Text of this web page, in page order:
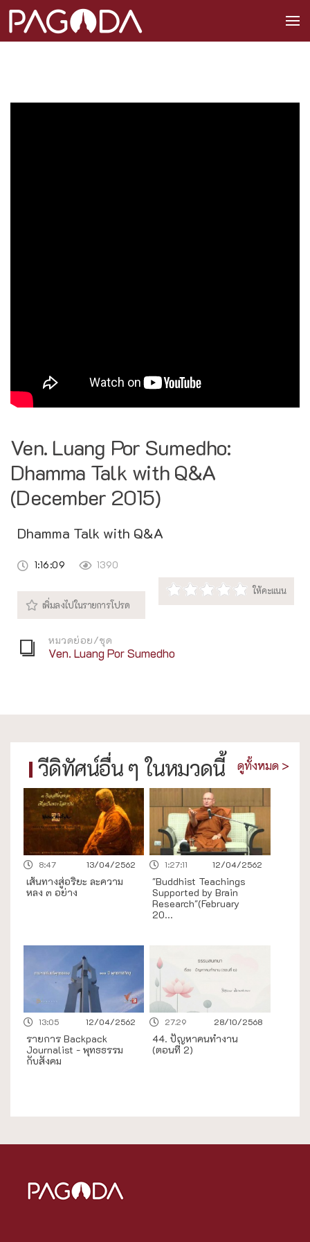
Ven. Luang Por Sumedho:
Dhamma Talk with Q&A
(December 2015)
Dhamma Talk with Q&A
1:16:09 1390
หมวดย่อย/ชุด
Ven. Luang Por Sumedho
วีดิทัศน์อื่น ๆ ในหมวดนี้
13/04/2562
8:47
เส้นทางสู่อริยะ ละความ
หลง ๓ อย่าง
12/04/2562
1:27:11
"Buddhist Teachings
Supported by Brain
Research"(February
20...
12/04/2562
13:05
รายการ Backpack
Journalist - พุทธธรรม
กับสังคม
28/10/2568
27.29
44. ปัญหาคนทำงาน
(ตอนที่ 2)
ดูทั้งหมด >